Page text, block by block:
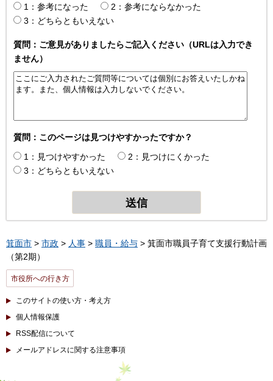
1：参考になった
2：参考にならなかった
3：どちらともいえない
質問：ご意見がありましたらご記入ください（URLは入力でき
ません）
質問：このページは見つけやすかったですか？
1：見つけやすかった
2：見つけにくかった
3：どちらともいえない
箕面市 > 市政 > 人事 > 職員・給与 > 箕面市職員子育て支援行動計画
（第2期）
市役所への行き方
このサイトの使い方・考え方
個人情報保護
RSS配信について
メールアドレスに関する注意事項